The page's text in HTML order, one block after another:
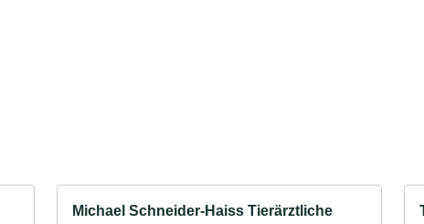
Michael Schneider-Haiss Tierärztliche